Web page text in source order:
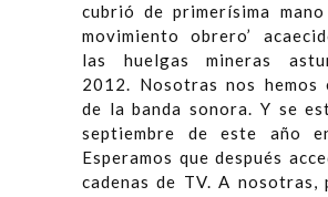
cubrió de primerísima
movimiento obrero’
las huelgas mineras
2012. Nosotras nos hemos
de la banda sonora. Y se
septiembre de este año
Esperamos que después
cadenas de TV. A nosotras,